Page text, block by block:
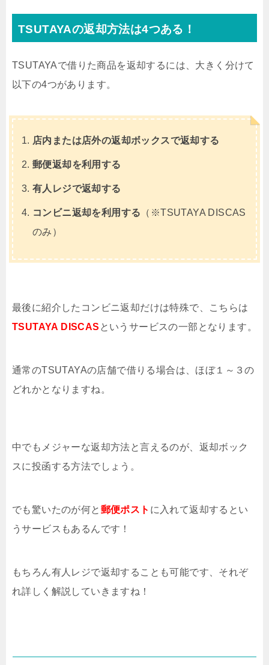
TSUTAYAの返却方法は4つある！
TSUTAYAで借りた商品を返却するには、大きく分けて
以下の4つがあります。
店内または店外の返却ボックスで返却する
郵便返却を利用する
有人レジで返却する
コンビニ返却を利用する （※TSUTAYA DISCAS
のみ）
最後に紹介したコンビニ返却だけは特殊で、こちらは
TSUTAYA DISCAS というサービスの一部となります。
通常のTSUTAYAの店舗で借りる場合は、ほぼ１～３の
どれかとなりますね。
中でもメジャーな返却方法と言えるのが、返却ボック
スに投函する方法でしょう。
でも驚いたのが何と 郵便ポスト に入れて返却するとい
うサービスもあるんです！
もちろん有人レジで返却することも可能です、それぞ
れ詳しく解説していきますね！